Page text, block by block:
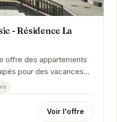
- Résidence La
offre des appartements
pour des vacances
Profitez de la proximité...
Voir l'offre